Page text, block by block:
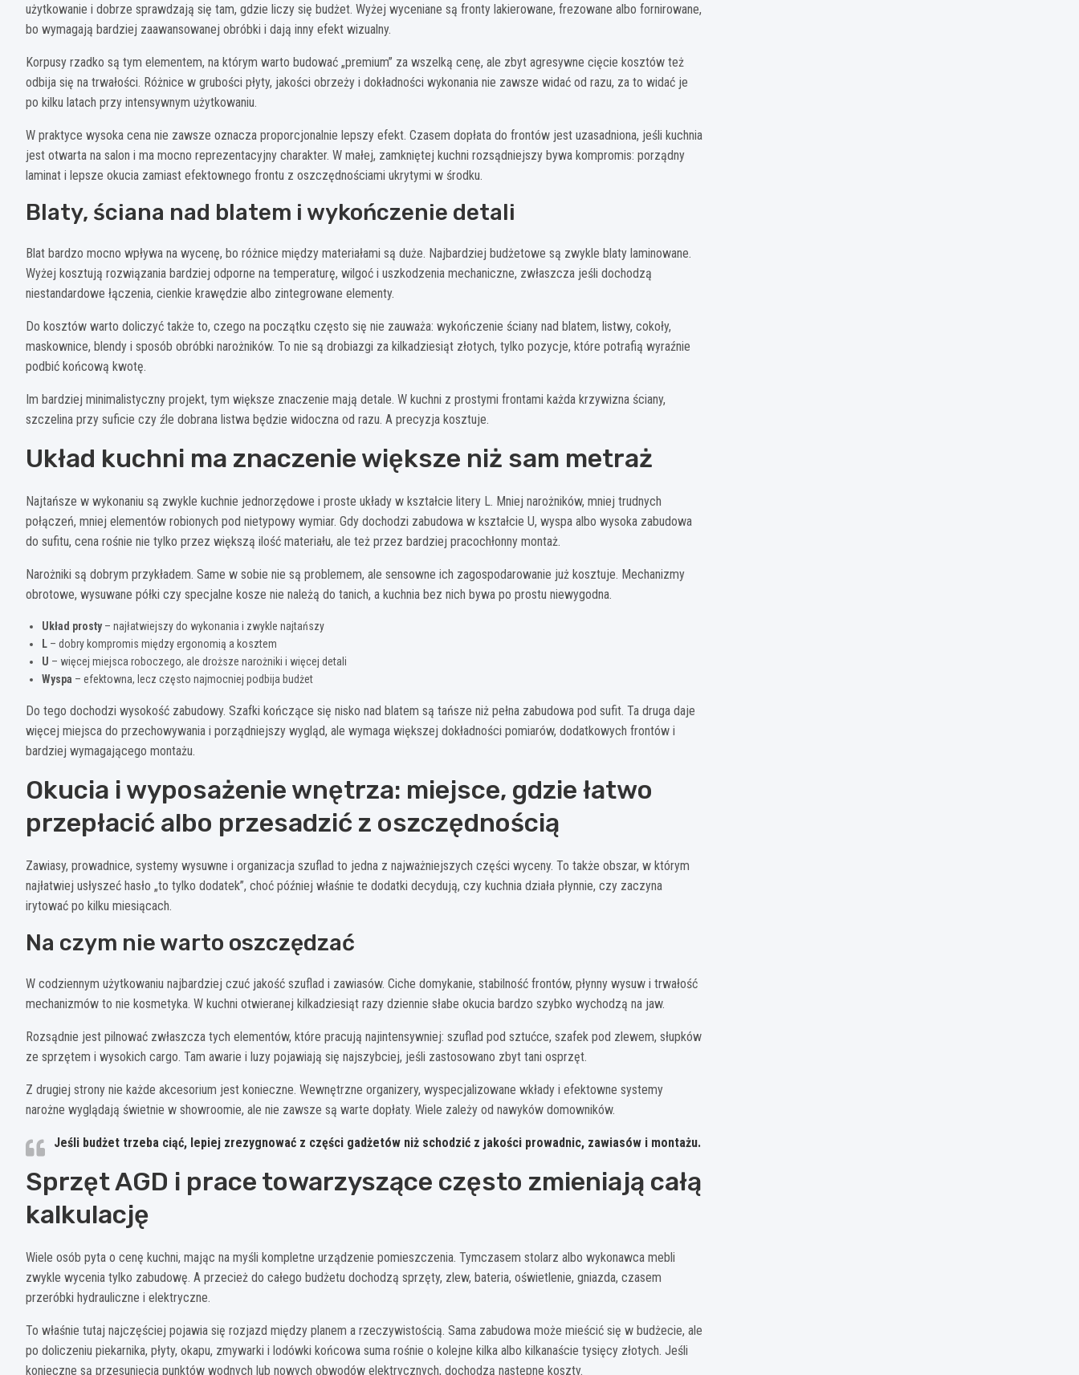
użytkowanie i dobrze sprawdzają się tam, gdzie liczy się budżet. Wyżej wyceniane są fronty lakierowane, frezowane albo fornirowane,
bo wymagają bardziej zaawansowanej obróbki i dają inny efekt wizualny.
Korpusy rzadko są tym elementem, na którym warto budować „premium” za wszelką cenę, ale zbyt agresywne cięcie kosztów też
odbija się na trwałości. Różnice w grubości płyty, jakości obrzeży i dokładności wykonania nie zawsze widać od razu, za to widać je
po kilku latach przy intensywnym użytkowaniu.
W praktyce wysoka cena nie zawsze oznacza proporcjonalnie lepszy efekt. Czasem dopłata do frontów jest uzasadniona, jeśli kuchnia
jest otwarta na salon i ma mocno reprezentacyjny charakter. W małej, zamkniętej kuchni rozsądniejszy bywa kompromis: porządny
laminat i lepsze okucia zamiast efektownego frontu z oszczędnościami ukrytymi w środku.
Blaty, ściana nad blatem i wykończenie detali
Blat bardzo mocno wpływa na wycenę, bo różnice między materiałami są duże. Najbardziej budżetowe są zwykle blaty laminowane.
Wyżej kosztują rozwiązania bardziej odporne na temperaturę, wilgoć i uszkodzenia mechaniczne, zwłaszcza jeśli dochodzą
niestandardowe łączenia, cienkie krawędzie albo zintegrowane elementy.
Do kosztów warto doliczyć także to, czego na początku często się nie zauważa: wykończenie ściany nad blatem, listwy, cokoły,
maskownice, blendy i sposób obróbki narożników. To nie są drobiazgi za kilkadziesiąt złotych, tylko pozycje, które potrafią wyraźnie
podbić końcową kwotę.
Im bardziej minimalistyczny projekt, tym większe znaczenie mają detale. W kuchni z prostymi frontami każda krzywizna ściany,
szczelina przy suficie czy źle dobrana listwa będzie widoczna od razu. A precyzja kosztuje.
Układ kuchni ma znaczenie większe niż sam metraż
Najtańsze w wykonaniu są zwykle kuchnie jednorzędowe i proste układy w kształcie litery L. Mniej narożników, mniej trudnych
połączeń, mniej elementów robionych pod nietypowy wymiar. Gdy dochodzi zabudowa w kształcie U, wyspa albo wysoka zabudowa
do sufitu, cena rośnie nie tylko przez większą ilość materiału, ale też przez bardziej pracochłonny montaż.
Narożniki są dobrym przykładem. Same w sobie nie są problemem, ale sensowne ich zagospodarowanie już kosztuje. Mechanizmy
obrotowe, wysuwane półki czy specjalne kosze nie należą do tanich, a kuchnia bez nich bywa po prostu niewygodna.
Układ prosty– najłatwiejszy do wykonania i zwykle najtańszy
L – dobry kompromis między ergonomią a kosztem
U – więcej miejsca roboczego, ale droższe narożniki i więcej detali
Wyspa – efektowna, lecz często najmocniej podbija budżet
Do tego dochodzi wysokość zabudowy. Szafki kończące się nisko nad blatem są tańsze niż pełna zabudowa pod sufit. Ta druga daje
więcej miejsca do przechowywania i porządniejszy wygląd, ale wymaga większej dokładności pomiarów, dodatkowych frontów i
bardziej wymagającego montażu.
Okucia i wyposażenie wnętrza: miejsce, gdzie łatwo
przepłacić albo przesadzić z oszczędnością
Zawiasy, prowadnice, systemy wysuwne i organizacja szuflad to jedna z najważniejszych części wyceny. To także obszar, w którym
najłatwiej usłyszeć hasło „to tylko dodatek”, choć później właśnie te dodatki decydują, czy kuchnia działa płynnie, czy zaczyna
irytować po kilku miesiącach.
Na czym nie warto oszczędzać
W codziennym użytkowaniu najbardziej czuć jakość szuflad i zawiasów. Ciche domykanie, stabilność frontów, płynny wysuw i trwałość
mechanizmów to nie kosmetyka. W kuchni otwieranej kilkadziesiąt razy dziennie słabe okucia bardzo szybko wychodzą na jaw.
Rozsądnie jest pilnować zwłaszcza tych elementów, które pracują najintensywniej: szuflad pod sztućce, szafek pod zlewem, słupków
ze sprzętem i wysokich cargo. Tam awarie i luzy pojawiają się najszybciej, jeśli zastosowano zbyt tani osprzęt.
Z drugiej strony nie każde akcesorium jest konieczne. Wewnętrzne organizery, wyspecjalizowane wkłady i efektowne systemy
narożne wyglądają świetnie w showroomie, ale nie zawsze są warte dopłaty. Wiele zależy od nawyków domowników.
Jeśli budżet trzeba ciąć, lepiej zrezygnować z części gadżetów niż schodzić z jakości prowadnic, zawiasów i montażu.
Sprzęt AGD i prace towarzyszące często zmieniają całą
kalkulację
Wiele osób pyta o cenę kuchni, mając na myśli kompletne urządzenie pomieszczenia. Tymczasem stolarz albo wykonawca mebli
zwykle wycenia tylko zabudowę. A przecież do całego budżetu dochodzą sprzęty, zlew, bateria, oświetlenie, gniazda, czasem
przeróbki hydrauliczne i elektryczne.
To właśnie tutaj najczęściej pojawia się rozjazd między planem a rzeczywistością. Sama zabudowa może mieścić się w budżecie, ale
po doliczeniu piekarnika, płyty, okapu, zmywarki i lodówki końcowa suma rośnie o kolejne kilka albo kilkanaście tysięcy złotych. Jeśli
konieczne są przesunięcia punktów wodnych lub nowych obwodów elektrycznych, dochodzą następne koszty.